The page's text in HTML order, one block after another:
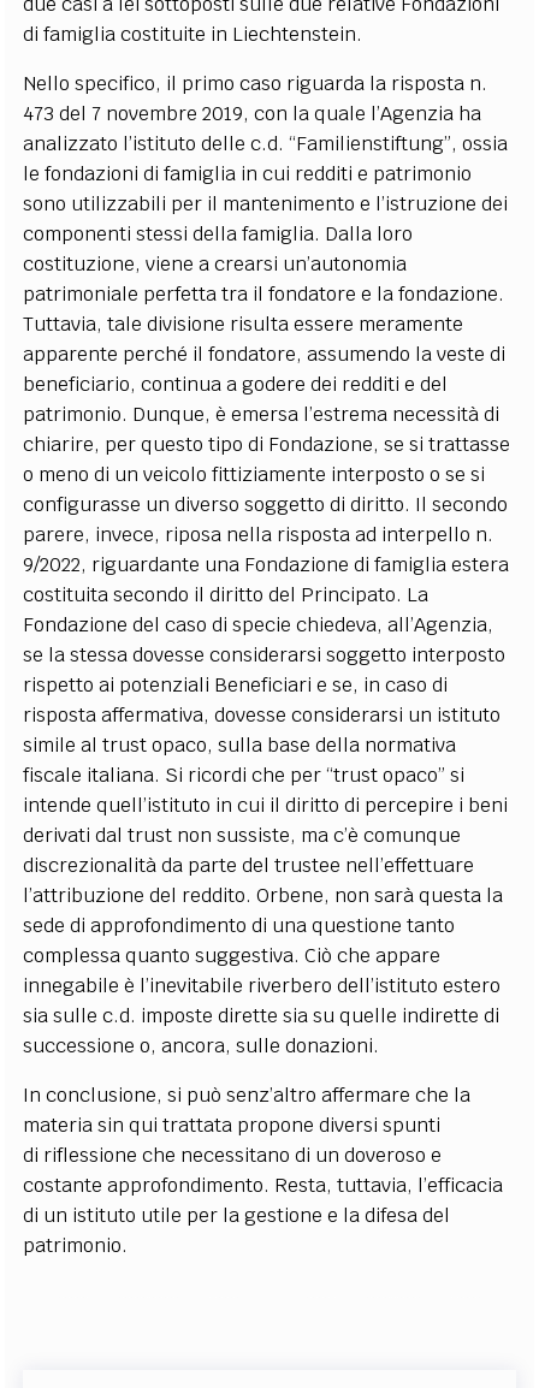
di famiglia costituite in Liechtenstein.
Nello specifico, il primo caso riguarda la risposta n.
473 del 7 novembre 2019, con la quale l’Agenzia ha
analizzato l’istituto delle c.d. “Familienstiftung”, ossia
le fondazioni di famiglia in cui redditi e patrimonio
sono utilizzabili per il mantenimento e l’istruzione dei
componenti stessi della famiglia. Dalla loro
costituzione, viene a crearsi un’autonomia
patrimoniale perfetta tra il fondatore e la fondazione.
Tuttavia, tale divisione risulta essere meramente
apparente perché il fondatore, assumendo la veste di
beneficiario, continua a godere dei redditi e del
patrimonio. Dunque, è emersa l’estrema necessità di
chiarire, per questo tipo di Fondazione, se si trattasse
o meno di un veicolo fittiziamente interposto o se si
configurasse un diverso soggetto di diritto. Il secondo
parere, invece, riposa nella risposta ad interpello n.
9/2022, riguardante una Fondazione di famiglia estera
costituita secondo il diritto del Principato. La
Fondazione del caso di specie chiedeva, all’Agenzia,
se la stessa dovesse considerarsi soggetto interposto
rispetto ai potenziali Beneficiari e se, in caso di
risposta affermativa, dovesse considerarsi un istituto
simile al trust opaco, sulla base della normativa
fiscale italiana. Si ricordi che per “trust opaco” si
intende quell’istituto in cui il diritto di percepire i beni
derivati dal trust non sussiste, ma c’è comunque
discrezionalità da parte del trustee nell’effettuare
l’attribuzione del reddito. Orbene, non sarà questa la
sede di approfondimento di una questione tanto
complessa quanto suggestiva. Ciò che appare
innegabile è l’inevitabile riverbero dell’istituto estero
sia sulle c.d. imposte dirette sia su quelle indirette di
successione o, ancora, sulle donazioni.
In conclusione, si può senz’altro affermare che la
materia sin qui trattata propone diversi spunti
di riflessione che necessitano di un doveroso e
costante approfondimento. Resta, tuttavia, l’efficacia
di un istituto utile per la gestione e la difesa del
patrimonio.